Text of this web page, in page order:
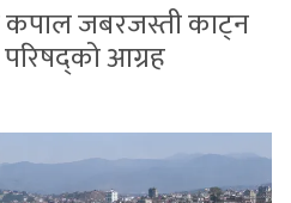
कपाल जबरजस्ती काट्न
आग्रह